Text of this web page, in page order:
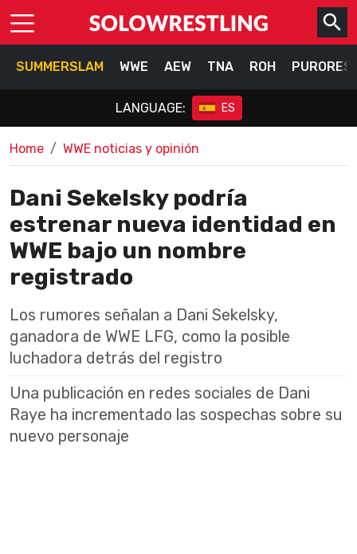
SUMMERSLAM WWE AEW TNA ROH
LANGUAGE: ES
Home WWE noticias y opinión
Dani Sekelsky podría
estrenar nueva identidad en
WWE bajo un nombre
registrado
Los rumores señalan a Dani Sekelsky,
ganadora de WWE LFG, como la posible
luchadora detrás del registro
Una publicación en redes sociales de Dani
Raye ha incrementado las sospechas sobre su
nuevo personaje